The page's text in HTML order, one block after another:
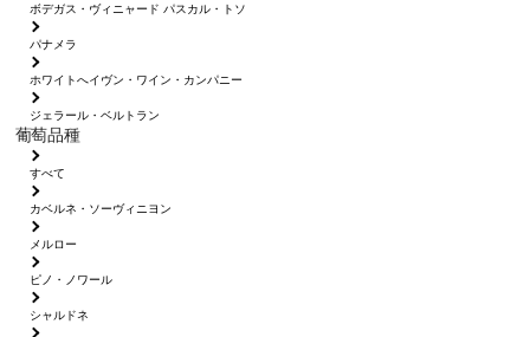
ボデガス・ヴィニャード パスカル・トソ
パナメラ
ホワイトへイヴン・ワイン・カンパニー
ジェラール・ベルトラン
葡萄品種
すべて
カベルネ・ソーヴィニヨン
メルロー
ピノ・ノワール
シャルドネ